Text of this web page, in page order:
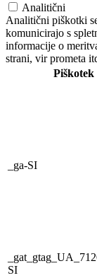
Analitični
Analitični piškotki
komunicirajo s
informacije o
strani, vir prometa
Piškotek
_ga-SI
SI